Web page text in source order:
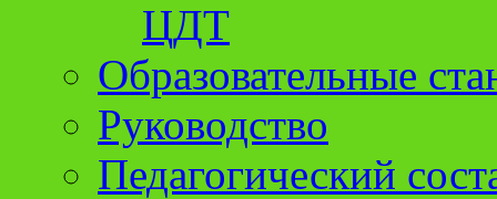
ЦДТ
Образовательные
Руководство
Педагогический